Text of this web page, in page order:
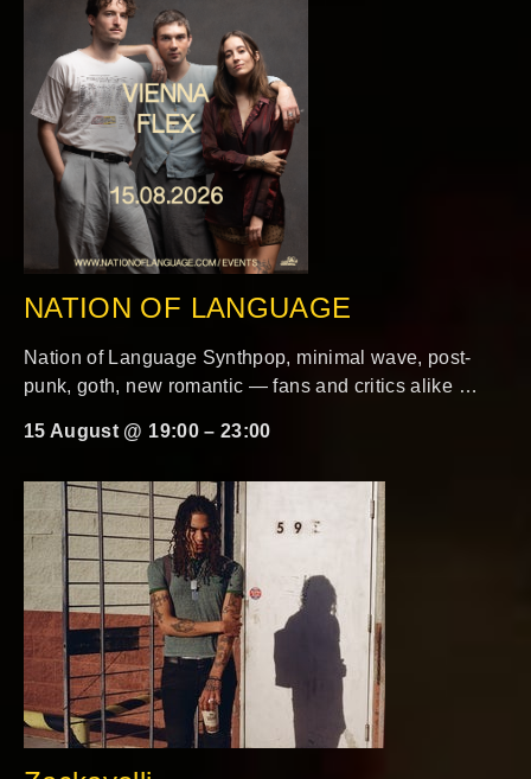
NATION OF LANGUAGE
Nation of Language Synthpop, minimal wave, post-
punk, goth, new romantic — fans and critics alike …
15 August @ 19:00–23:00